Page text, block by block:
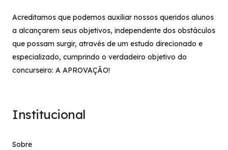
Acreditamos que podemos auxiliar nossos queridos alunos
a alcançarem seus objetivos, independente dos obstáculos
que possam surgir, através de um estudo direcionado e
especializado, cumprindo o verdadeiro objetivo do
concurseiro: A APROVAÇÃO!
Institucional
Sobre